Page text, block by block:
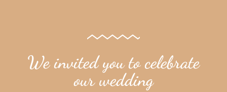
We invited you to celebrate
our wedding